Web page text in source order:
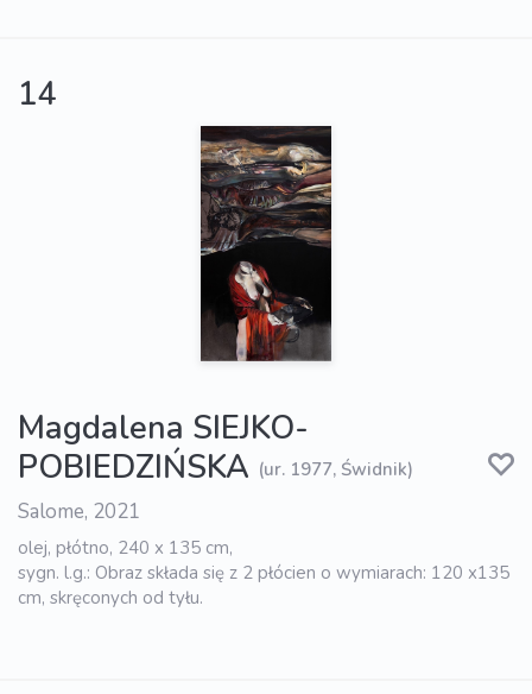
14
Magdalena SIEJKO-
POBIEDZIŃSKA (ur. 1977, Świdnik)
Salome, 2021
olej, płótno, 240 x 135 cm,
sygn. l.g.: Obraz składa się z 2 płócien o wymiarach: 120 x135
cm, skręconych od tyłu.